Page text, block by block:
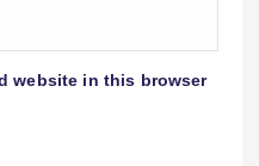
website in this browser